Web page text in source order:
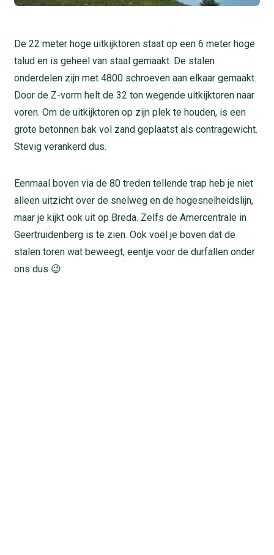
De 22 meter hoge uitkijktoren staat op een 6 meter hoge
talud en is geheel van staal gemaakt. De stalen
onderdelen zijn met 4800 schroeven aan elkaar gemaakt.
Door de Z-vorm helt de 32 ton wegende uitkijktoren naar
voren. Om de uitkijktoren op zijn plek te houden, is een
grote betonnen bak vol zand geplaatst als contragewicht.
Stevig verankerd dus.
Eenmaal boven via de 80 treden tellende trap heb je niet
alleen uitzicht over de snelweg en de hogesnelheidslijn,
maar je kijkt ook uit op Breda. Zelfs de Amercentrale in
Geertruidenberg is te zien. Ook voel je boven dat de
stalen toren wat beweegt, eentje voor de durfallen onder
ons dus 😉.